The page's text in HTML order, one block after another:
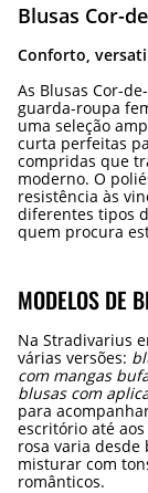
Blusas Cor-
Conforto,
As Blusas Cor-
guarda-roupa
uma seleção
curta perfeitas
compridas que
moderno. O
resistência às
diferentes tipos
quem procura
MODELOS DE
Na Stradivarius
várias versões:
com mangas
blusas com
para
escritório até
rosa varia
misturar com
românticos.